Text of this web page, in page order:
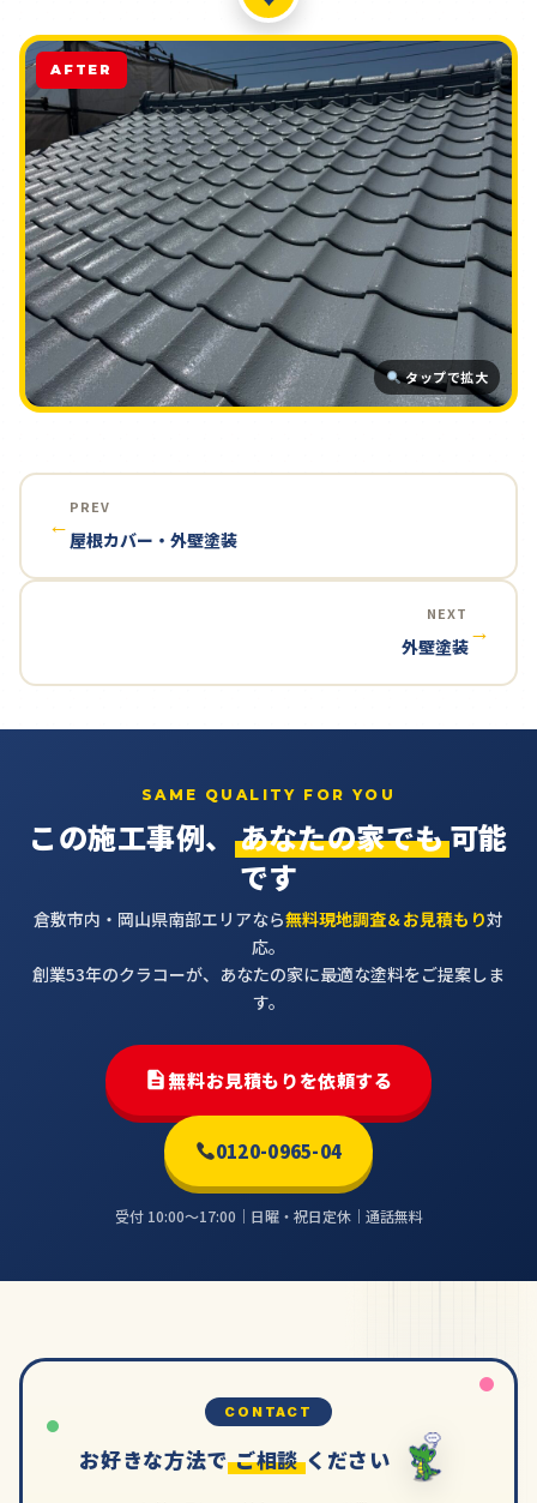
タップで拡大
AFTER
←
PREV
屋根カバー・外壁塗装
NEXT
外壁塗装
→
SAME QUALITY FOR YOU
この施工事例、 あなたの家でも可能
です
倉敷市内・岡山県南部エリアなら無料現地調査＆お見積もり対
応。
創業53年のクラコーが、あなたの家に最適な塗料をご提案しま
す。
無料お見積もりを依頼する
0120-0965-04
受付 10:00〜17:00｜日曜・祝日定休｜通話無料
CONTACT
お好きな方法で ご相談 ください